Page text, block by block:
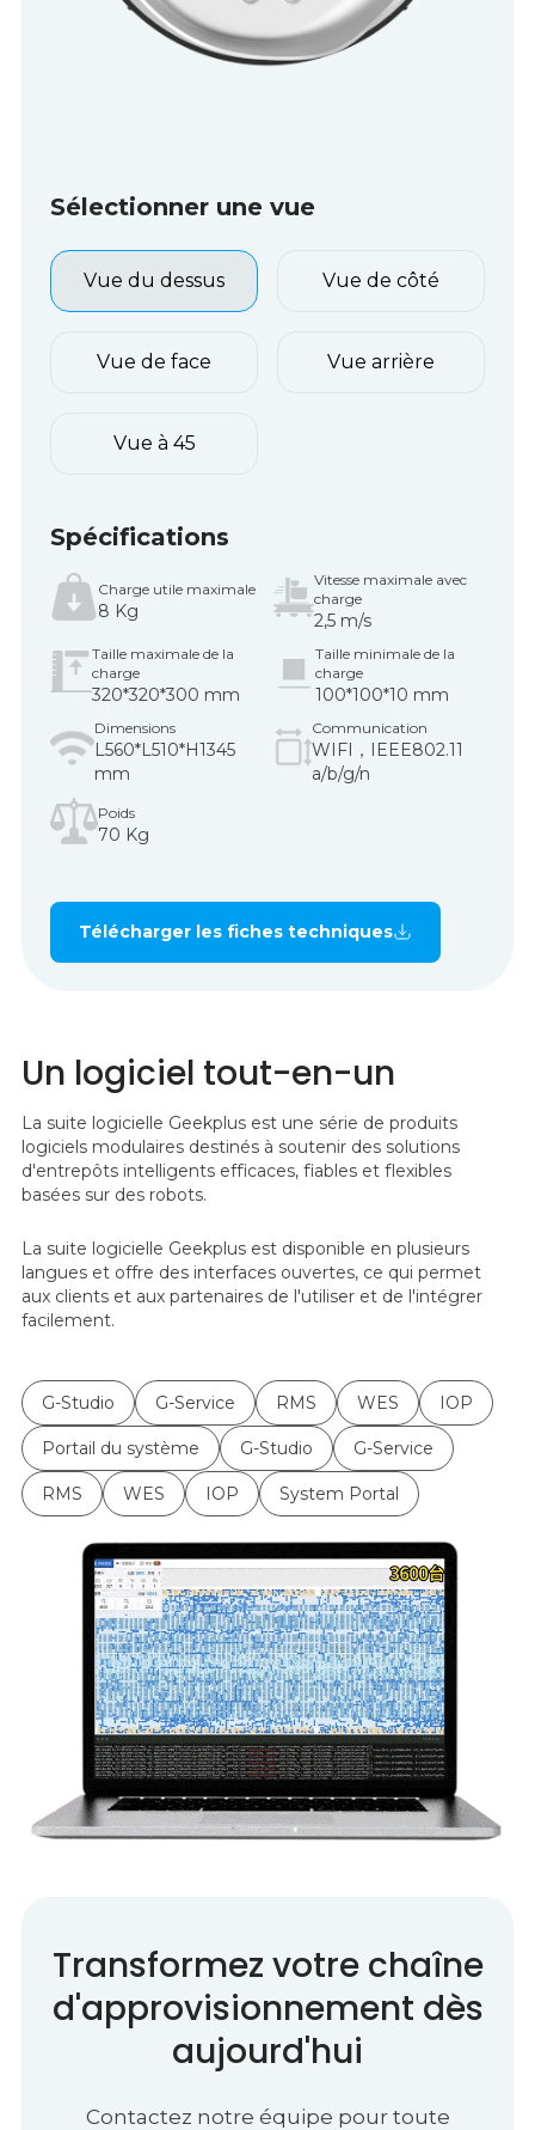
Sélectionner une vue
Vue du dessus Vue de côté
Vue de face Vue arrière
Vue à 45
Spécifications
Charge utile maximale
8 Kg
Vitesse maximale avec
charge
2,5 m/s
Taille maximale de la
charge
320*320*300 mm
Taille minimale de la
charge
100*100*10 mm
Dimensions
L560*L510*H1345
mm
Communication
WIFI，IEEE802.11
a/b/g/n
Poids
70 Kg
Télécharger les fiches techniques
Un logiciel tout-en-un
La suite logicielle Geekplus est une série de produits
logiciels modulaires destinés à soutenir des solutions
d'entrepôts intelligents efficaces, fiables et flexibles
basées sur des robots.
La suite logicielle Geekplus est disponible en plusieurs
langues et offre des interfaces ouvertes, ce qui permet
aux clients et aux partenaires de l'utiliser et de l'intégrer
facilement.
G-Studio G-Service RMS WES IOP
Portail du système G-Studio G-Service
RMS WES IOP System Portal
Transformez votre chaîne
d'approvisionnement dès
aujourd'hui
Contactez notre équipe pour toute